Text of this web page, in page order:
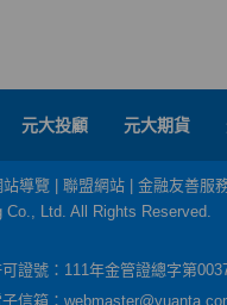
元大投顧 元大期貨
站導覽 聯盟網站
金融友善服
Ltd. All Rights Reserved.
可證號：111年金管證總字第
子信箱：